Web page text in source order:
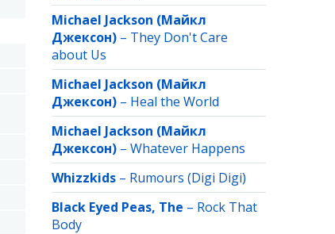
Michael Jackson (Майкл
Джексон) – They Don't Care
about Us
Michael Jackson (Майкл
Джексон) – Heal the World
Michael Jackson (Майкл
Джексон) – Whatever Happens
Whizzkids – Rumours (Digi Digi)
Black Eyed Peas, The – Rock That
Body